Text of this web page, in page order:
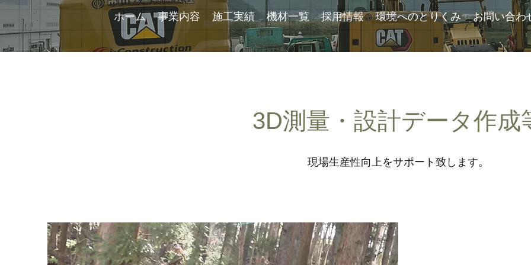
ホーム 事業内容 施工実績 機材一覧 採用情報 環境へのとりくみ お問い合わ
3D測量・設計データ作成
​現場生産性向上をサポート致します。